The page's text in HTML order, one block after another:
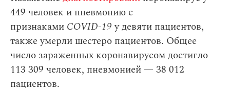
449 человек и пневмонию с
признаками COVID-19у девяти пациентов,
также умерли шестеро пациентов. Общее
число зараженных коронавирусом достигло
113 309 человек, пневмонией — 38 012
пациентов.